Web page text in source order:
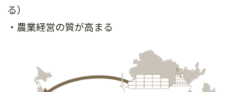
る）
・農業経営の質が高まる